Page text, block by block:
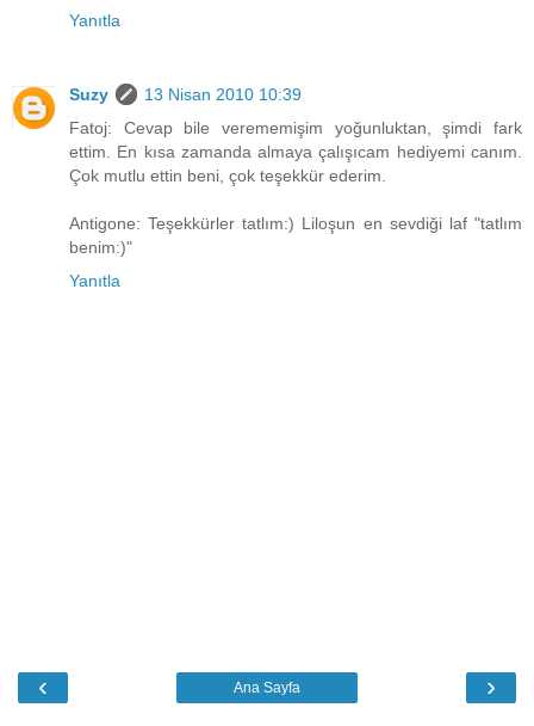
Yanıtla
Suzy
13 Nisan 2010 10:39
Fatoj: Cevap bile verememişim yoğunluktan, şimdi fark
ettim. En kısa zamanda almaya çalışıcam hediyemi canım.
Çok mutlu ettin beni, çok teşekkür ederim.
Antigone: Teşekkürler tatlım:) Liloşun en sevdiği laf "tatlım
benim:)"
Yanıtla
‹ ›
Ana Sayfa